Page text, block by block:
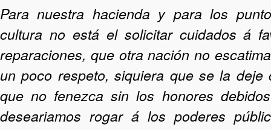
Para nuestra hacienda y para los
cultura no está el solicitar cuidados á
reparaciones, que otra nación no
un poco respeto, siquiera que se la deje
que no fenezca sin los honores
deseariamos rogar á los poderes